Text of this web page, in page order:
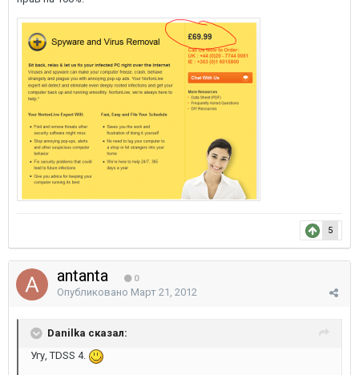
5
antanta 0
Опубликовано Март 21, 2012
Danilka сказал:
Угу, TDSS 4.